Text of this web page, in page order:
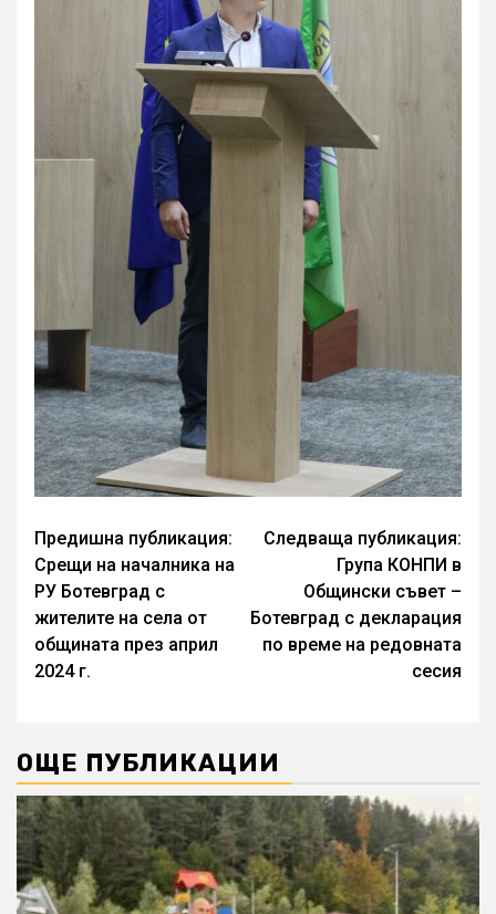
Continue
Reading
Предишна публикация:
Срещи на началника на
РУ Ботевград с
жителите на села от
общината през април
2024 г.
Следваща публикация:
Група КОНПИ в
Общински съвет –
Ботевград с декларация
по време на редовната
сесия
ОЩЕ ПУБЛИКАЦИИ